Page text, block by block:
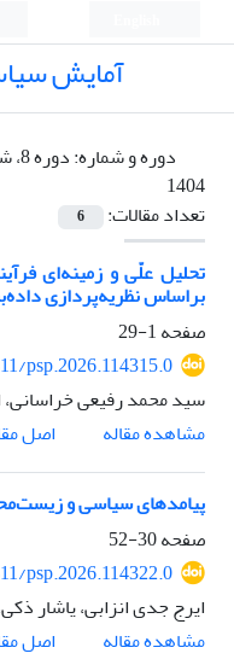
آمایش
دوره و شماره:
1404
تعداد مقالات:
6
تحلیل علّی و زمینه‌ای
براساس نظریه‌پردازی
صفحه1-29
psp.2026.114315.0
سید محمد رفیعی خراسانی،
مشاهده مقاله
اصل
پیامدهای سیاسی و
صفحه30-52
psp.2026.114322.0
ایرج جدی انزابی، یاشار
مشاهده مقاله
اصل